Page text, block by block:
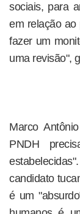
sociais, para
em relação ao
fazer um
uma revisão",
Marco
PNDH
candidato
é um